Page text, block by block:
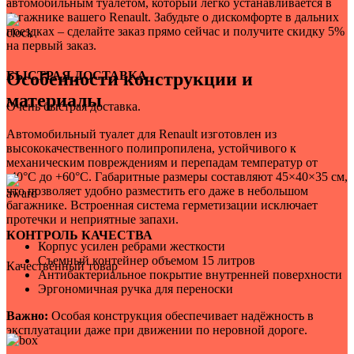
автомобильным туалетом, который легко устанавливается в
багажнике вашего Renault. Забудьте о дискомфорте в дальних
поездках – сделайте заказ прямо сейчас и получите скидку 5%
на первый заказ.
Особенности конструкции и
материалы
Автомобильный туалет для Renault изготовлен из
высококачественного полипропилена, устойчивого к
механическим повреждениям и перепадам температур от
-40°C до +60°C. Габаритные размеры составляют 45×40×35 см,
что позволяет удобно разместить его даже в небольшом
багажнике. Встроенная система герметизации исключает
протечки и неприятные запахи.
Корпус усилен ребрами жесткости
Съемный контейнер объемом 15 литров
Антибактериальное покрытие внутренней поверхности
Эргономичная ручка для переноски
Важно: Особая конструкция обеспечивает надёжность в
эксплуатации даже при движении по неровной дороге.
БЫСТРАЯ ДОСТАВКА
Очень быстрая доставка.
КОНТРОЛЬ КАЧЕСТВА
Качественный товар